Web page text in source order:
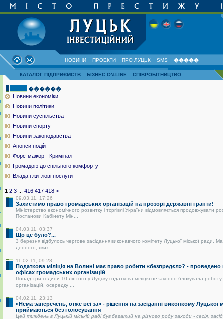
НОВИНИ ПРОЕКТИ ПРО ЛУЦЬК SMS �����
КАТАЛОГ ПІДПРИЄМСТВ БІЗНЕС ON-LINE СПІВРОБІТНИЦТВО
������
Новини економіки
Новини політики
Новини суспільства
Новини спорту
Новини законодавства
Анонси подій
Форс-мажор - Кримінал
Громадою до спільного комфорту
Влада і житлові послуги
1 2 3 416 417 418 >
09.03.11, 17:26
Захистимо право громадських організацій на прозорі державні гранти!
Міністерство економічного розвитку і торгівлі України відмовляється продовжувати
Постанови Кабінету Мін...
04.03.11, 03:37
Що це було?...
3 березня відбулось чергове засідання виконавчого комітету Луцької міської ради.
денного, яких...
11.02.11, 09:28
Податкова міліція на Волині має право робити «безпредєл»? -
офісах громадських організацій
Понад три години 10 лютого у Луцьку податкова міліція незаконно блокувала
організацій, осередку ...
04.02.11, 23:13
«Нема заперечень, отже всі за» - рішення на засіданні виконкому Луцької
приймаються без голосування
Цей тиждень в Луцькій міській раді був багатий на різного роду заходи - сесія,